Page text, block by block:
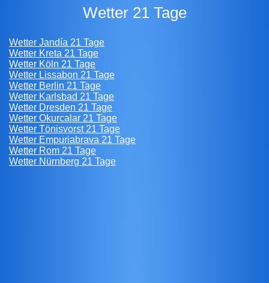
Wetter 21 Tage
Wetter Jandía 21 Tage
Wetter Kreta 21 Tage
Wetter Köln 21 Tage
Wetter Lissabon 21 Tage
Wetter Berlin 21 Tage
Wetter Karlsbad 21 Tage
Wetter Dresden 21 Tage
Wetter Okurcalar 21 Tage
Wetter Tönisvorst 21 Tage
Wetter Empuriabrava 21 Tage
Wetter Rom 21 Tage
Wetter Nürnberg 21 Tage